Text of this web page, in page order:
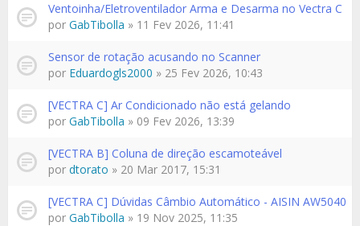
Ventoinha/Eletroventilador Arma e Desarma no Vectra C
por GabTibolla » 11 Fev 2026, 11:41
Sensor de rotação acusando no Scanner
por Eduardogls2000 » 25 Fev 2026, 10:43
[VECTRA C] Ar Condicionado não está gelando
por GabTibolla » 09 Fev 2026, 13:39
[VECTRA B] Coluna de direção escamoteável
por dtorato » 20 Mar 2017, 15:31
[VECTRA C] Dúvidas Câmbio Automático - AISIN AW5040
por GabTibolla » 19 Nov 2025, 11:35